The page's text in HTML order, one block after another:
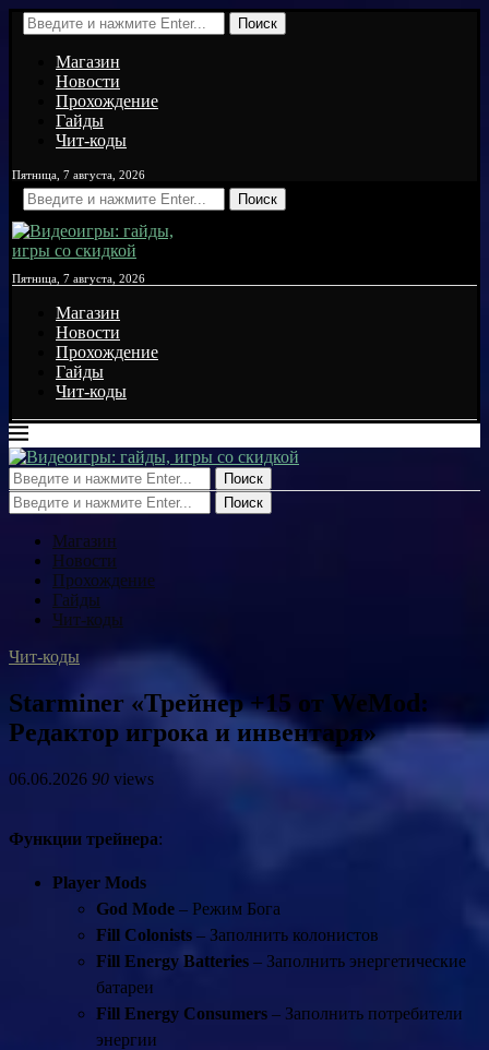
Поиск
Магазин
Новости
Прохождение
Гайды
Чит-коды
Пятница, 7 августа, 2026
Поиск
Пятница, 7 августа, 2026
Магазин
Новости
Прохождение
Гайды
Чит-коды
Поиск
Поиск
Магазин
Новости
Прохождение
Гайды
Чит-коды
Чит-коды
Starminer «Трейнер +15 от WeMod:
Редактор игрока и инвентаря»
06.06.2026 90 views
Функции трейнера:
Player Mods
God Mode – Режим Бога
Fill Colonists – Заполнить колонистов
Fill Energy Batteries – Заполнить энергетические
батареи
Fill Energy Consumers – Заполнить потребители
энергии